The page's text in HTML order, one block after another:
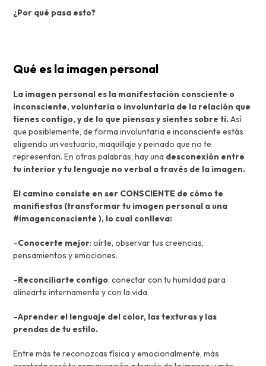
¿Por qué pasa esto?
Qué es la imagen personal
La imagen personal es la manifestación consciente o
inconsciente, voluntaria o involuntaria de la relación que
tienes contigo, y de lo que piensas y sientes sobre ti.Así
que posiblemente, de forma involuntaria e inconsciente estás
eligiendo un vestuario, maquillaje y peinado que no te
representan. En otras palabras, hay una desconexión entre
tu interior y tu lenguaje no verbal a través de la imagen.
El camino consiste en ser CONSCIENTE de cómo te
manifiestas (transformar tu imagen personal a una
#imagenconsciente ), lo cual conlleva:
–Conocerte mejor: oírte, observar tus creencias,
pensamientos y emociones.
–Reconciliarte contigo: conectar con tu humildad para
alinearte internamente y con la vida.
–Aprender el lenguaje del color, las texturas y las
prendas de tu estilo.
Entre más te reconozcas física y emocionalmente, más